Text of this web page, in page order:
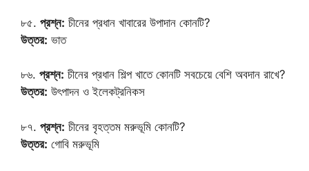
৮৫. প্রশ্ন: চীনের প্রধান খাবারের উপাদান কোনটি?
উত্তর: ভাত
৮৬. প্রশ্ন: চীনের প্রধান শিল্প খাতে কোনটি সবচেয়ে বেশি অবদান রাখে?
উত্তর: উৎপাদন ও ইলেকট্রনিকস
৮৭. প্রশ্ন: চীনের বৃহত্তম মরুভূমি কোনটি?
উত্তর: গোবি মরুভূমি